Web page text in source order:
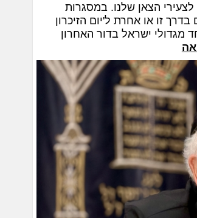
הצאן שלנו. במסגרות
זו או אחרת ל'יום הזיכרון
מגדולי ישראל בדור האחרון